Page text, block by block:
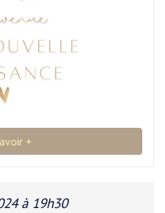
+
à 19h30